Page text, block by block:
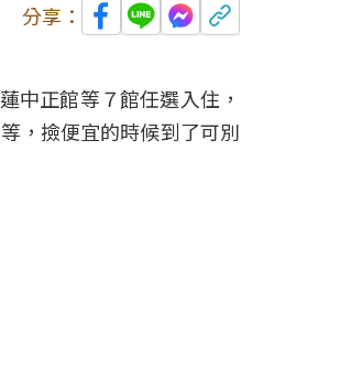
分享：
中正館等７館任選入住，
，撿便宜的時候到了可別